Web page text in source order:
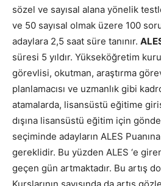
sözel ve sayısal alana yönelik
ve 50 sayısal olmak üzere 100
adaylara 2,5 saat süre tanınır.
süresi 5 yıldır. Yükseköğretim
görevlisi, okutman, araştırma
planlamacısı ve uzmanlık gibi
atamalarda, lisansüstü eğitime
dışına lisansüstü eğitim için
seçiminde adayların ALES
gereklidir. Bu yüzden ALES ‘e
geçen gün artmaktadır. Bu artış